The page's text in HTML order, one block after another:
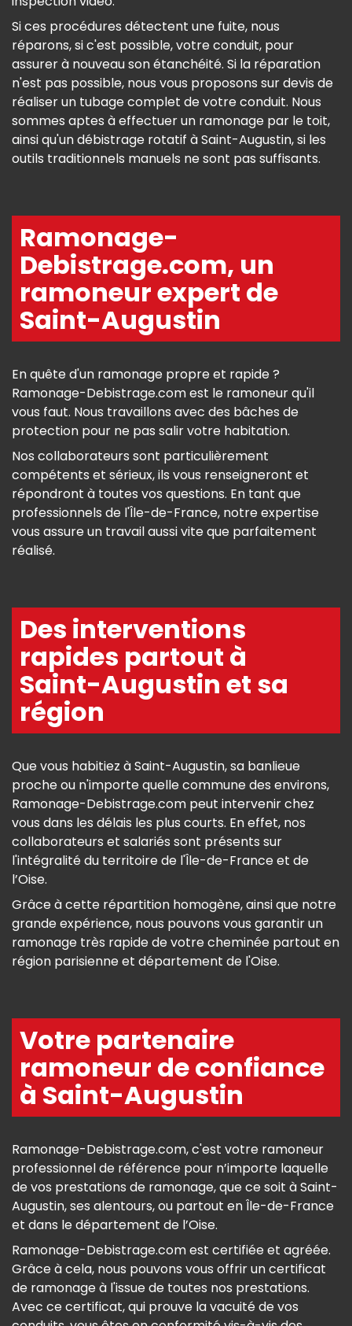
Si ces procédures détectent une fuite, nous
réparons, si c'est possible, votre conduit, pour
assurer à nouveau son étanchéité. Si la réparation
n'est pas possible, nous vous proposons sur devis de
réaliser un tubage complet de votre conduit. Nous
sommes aptes à effectuer un ramonage par le toit,
ainsi qu'un débistrage rotatif à Saint-Augustin, si les
outils traditionnels manuels ne sont pas suffisants.
Ramonage-
Debistrage.com, un
ramoneur expert de
Saint-Augustin
En quête d'un ramonage propre et rapide ?
Ramonage-Debistrage.com est le ramoneur qu'il
vous faut. Nous travaillons avec des bâches de
protection pour ne pas salir votre habitation.
Nos collaborateurs sont particulièrement
compétents et sérieux, ils vous renseigneront et
répondront à toutes vos questions. En tant que
professionnels de l'Île-de-France, notre expertise
vous assure un travail aussi vite que parfaitement
réalisé.
Des interventions
rapides partout à
Saint-Augustin et sa
région
Que vous habitiez à Saint-Augustin, sa banlieue
proche ou n'importe quelle commune des environs,
Ramonage-Debistrage.com peut intervenir chez
vous dans les délais les plus courts. En effet, nos
collaborateurs et salariés sont présents sur
l'intégralité du territoire de l'Île-de-France et de
l’Oise.
Grâce à cette répartition homogène, ainsi que notre
grande expérience, nous pouvons vous garantir un
ramonage très rapide de votre cheminée partout en
région parisienne et département de l'Oise.
Votre partenaire
ramoneur de confiance
à Saint-Augustin
Ramonage-Debistrage.com, c'est votre ramoneur
professionnel de référence pour n’importe laquelle
de vos prestations de ramonage, que ce soit à Saint-
Augustin, ses alentours, ou partout en Île-de-France
et dans le département de l’Oise.
Ramonage-Debistrage.com est certifiée et agréée.
Grâce à cela, nous pouvons vous offrir un certificat
de ramonage à l'issue de toutes nos prestations.
Avec ce certificat, qui prouve la vacuité de vos